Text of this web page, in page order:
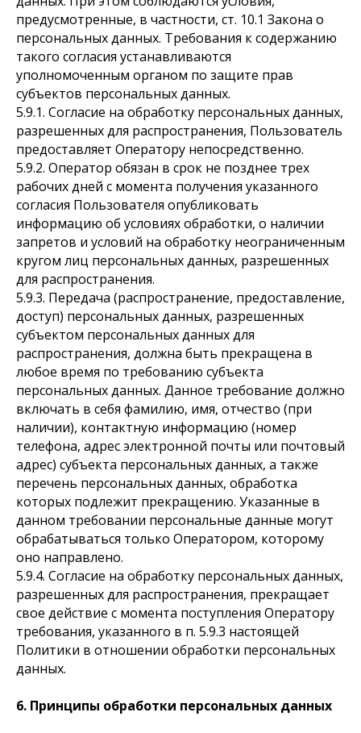
предусмотренные, в частности, ст. 10.1 Закона о
персональных данных. Требования к содержанию
такого согласия устанавливаются
уполномоченным органом по защите прав
субъектов персональных данных.
5.9.1. Согласие на обработку персональных данных,
разрешенных для распространения, Пользователь
предоставляет Оператору непосредственно.
5.9.2. Оператор обязан в срок не позднее трех
рабочих дней с момента получения указанного
согласия Пользователя опубликовать
информацию об условиях обработки, о наличии
запретов и условий на обработку неограниченным
кругом лиц персональных данных, разрешенных
для распространения.
5.9.3. Передача (распространение, предоставление,
доступ) персональных данных, разрешенных
субъектом персональных данных для
распространения, должна быть прекращена в
любое время по требованию субъекта
персональных данных. Данное требование должно
включать в себя фамилию, имя, отчество (при
наличии), контактную информацию (номер
телефона, адрес электронной почты или почтовый
адрес) субъекта персональных данных, а также
перечень персональных данных, обработка
которых подлежит прекращению. Указанные в
данном требовании персональные данные могут
обрабатываться только Оператором, которому
оно направлено.
5.9.4. Согласие на обработку персональных данных,
разрешенных для распространения, прекращает
свое действие с момента поступления Оператору
требования, указанного в п. 5.9.3 настоящей
Политики в отношении обработки персональных
данных.
6. Принципы обработки персональных данных